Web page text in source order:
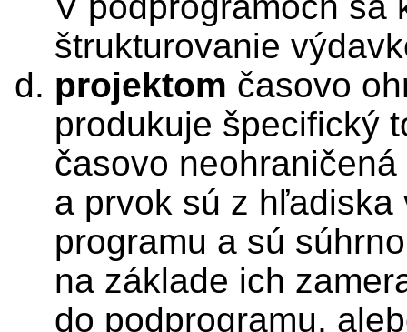
štrukturovanie
projektom časovo
produkuje špecifický
časovo
a prvok sú z
programu a sú
na základe ich
do podprogramu,